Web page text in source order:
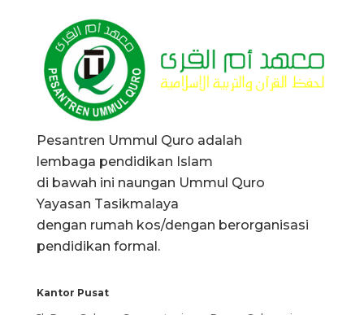
Pesantren Ummul Quro adalah
lembaga pendidikan Islam
di bawah ini naungan Ummul Quro
Yayasan Tasikmalaya
dengan rumah kos/dengan berorganisasi
pendidikan formal.
Kantor Pusat